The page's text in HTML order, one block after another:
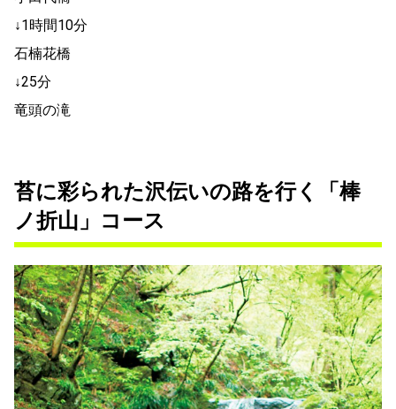
↓1時間10分
石楠花橋
↓25分
竜頭の滝
苔に彩られた沢伝いの路を行く「棒
ノ折山」コース